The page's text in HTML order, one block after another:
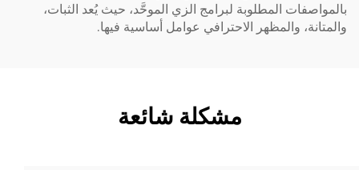
بالمواصفات المطلوبة لبرامج الزي الموحَّد، حيث يُعد الثبات،
والمتانة، والمظهر الاحترافي عوامل أساسية فيها.
مشكلة شائعة